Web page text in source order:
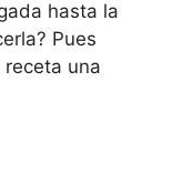
hasta la
Pues
una